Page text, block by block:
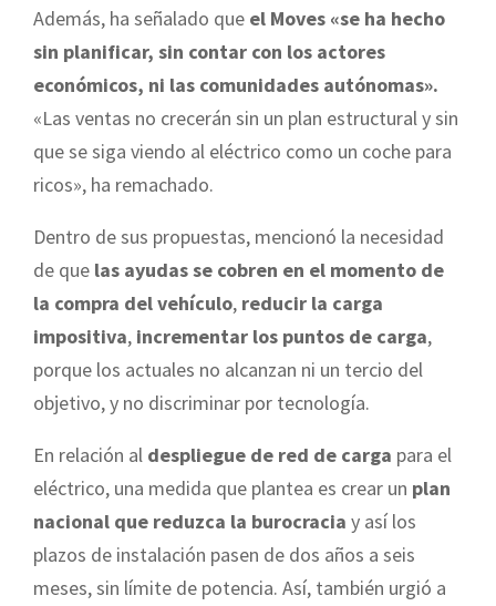
Además, ha señalado que el Moves «se ha hecho
sin planificar, sin contar con los actores
económicos, ni las comunidades autónomas».
«Las ventas no crecerán sin un plan estructural y sin
que se siga viendo al eléctrico como un coche para
ricos», ha remachado.
Dentro de sus propuestas, mencionó la necesidad
de que las ayudas se cobren en el momento de
la compra del vehículo, reducir la carga
impositiva, incrementar los puntos de carga,
porque los actuales no alcanzan ni un tercio del
objetivo, y no discriminar por tecnología.
En relación al despliegue de red de carga para el
eléctrico, una medida que plantea es crear un plan
nacional que reduzca la burocracia y así los
plazos de instalación pasen de dos años a seis
meses, sin límite de potencia. Así, también urgió a